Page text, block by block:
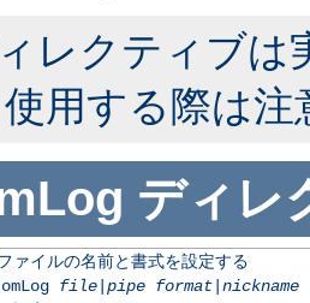
レクティブは
用する際は
ディレ
ァイルの名前と書式を設定する
file|pipe format|nickname